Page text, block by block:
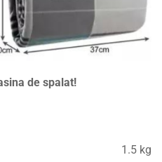
de spalat!
1.5 kg